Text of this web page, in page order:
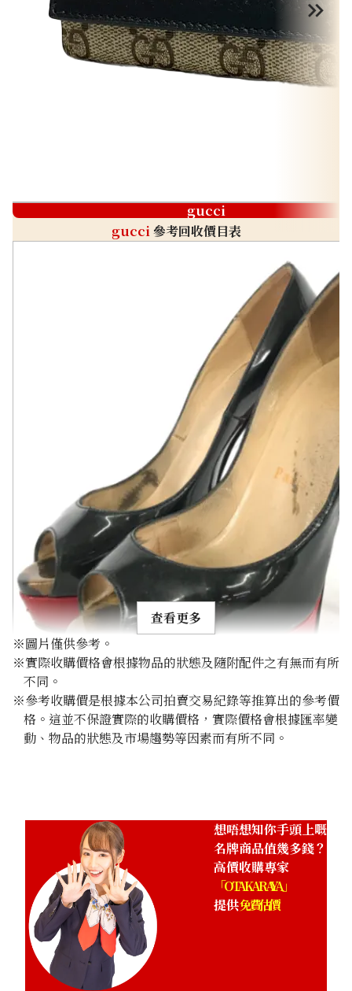
gucci
gucci參考回收價目表
christian louboutin heels enamel
參考回收價
查看更多
※圖片僅供參考。
※實際收購價格會根據物品的狀態及隨附配件之有無而有所
不同。
※參考收購價是根據本公司拍賣交易紀錄等推算出的參考價
格。這並不保證實際的收購價格，實際價格會根據匯率變
動、物品的狀態及市場趨勢等因素而有所不同。
想唔想知你手頭上嘅
名牌商品值幾多錢？
高價收購專家
「OTAKARAYA」
提供免費估價